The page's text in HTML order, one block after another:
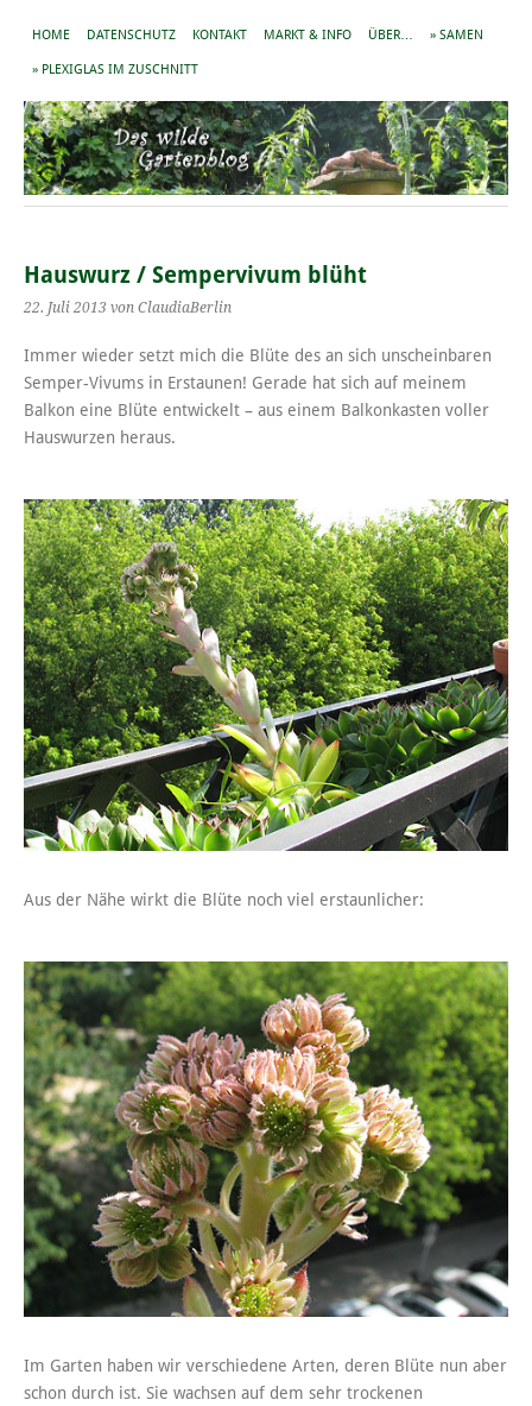
HOME DATENSCHUTZ KONTAKT MARKT & INFO ÜBER… » SAMEN
» PLEXIGLAS IM ZUSCHNITT
Hauswurz / Sempervivum blüht
22. Juli 2013 von ClaudiaBerlin
Immer wieder setzt mich die Blüte des an sich unscheinbaren
Semper-Vivums in Erstaunen! Gerade hat sich auf meinem
Balkon eine Blüte entwickelt – aus einem Balkonkasten voller
Hauswurzen heraus.
Aus der Nähe wirkt die Blüte noch viel erstaunlicher:
Im Garten haben wir verschiedene Arten, deren Blüte nun aber
schon durch ist. Sie wachsen auf dem sehr trockenen